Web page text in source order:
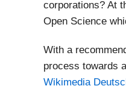
corporations? At
Open Science
With a
process towards
Wikimedia